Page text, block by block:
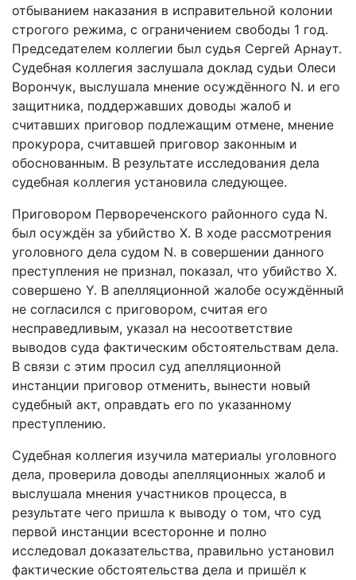
отбыванием наказания в исправительной колонии
строгого режима, с ограничением свободы 1 год.
Председателем коллегии был судья Сергей Арнаут.
Судебная коллегия заслушала доклад судьи Олеси
Ворончук, выслушала мнение осуждённого N. и его
защитника, поддержавших доводы жалоб и
считавших приговор подлежащим отмене, мнение
прокурора, считавшей приговор законным и
обоснованным. В результате исследования дела
судебная коллегия установила следующее.
Приговором Первореченского районного суда N.
был осуждён за убийство X. В ходе рассмотрения
уголовного дела судом N. в совершении данного
преступления не признал, показал, что убийство X.
совершено Y. В апелляционной жалобе осуждённый
не согласился с приговором, считая его
несправедливым, указал на несоответствие
выводов суда фактическим обстоятельствам дела.
В связи с этим просил суд апелляционной
инстанции приговор отменить, вынести новый
судебный акт, оправдать его по указанному
преступлению.
Судебная коллегия изучила материалы уголовного
дела, проверила доводы апелляционных жалоб и
выслушала мнения участников процесса, в
результате чего пришла к выводу о том, что суд
первой инстанции всесторонне и полно
исследовал доказательства, правильно установил
фактические обстоятельства дела и пришёл к